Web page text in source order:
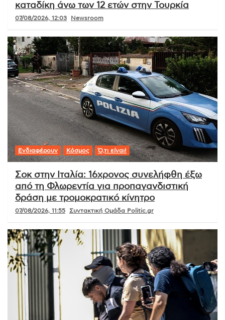
καταδίκη άνω των 12 ετών στην Τουρκία
07/08/2026, 12:03 Newsroom
Ενδιαφέρουν Κόσμος Ό,τι είναι!
Σοκ στην Ιταλία: 16χρονος συνελήφθη έξω
από τη Φλωρεντία για προπαγανδιστική
δράση με τρομοκρατικό κίνητρο
07/08/2026, 11:55 Συντακτική Ομάδα Politic.gr